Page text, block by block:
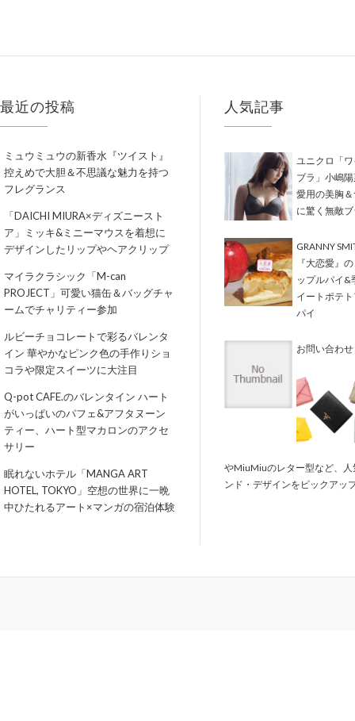
最近の投稿
ミュウミュウの新香水『ツイスト』
控えめで大胆＆不思議な魅力を持つ
フレグランス
「DAICHI MIURA×ディズニースト
ア」ミッキ&ミニーマウスを着想に
デザインしたリップやヘアクリップ
マイラクラシック「M-can
PROJECT」可愛い猫缶＆バッグチャ
ームでチャリティー参加
ルビーチョコレートで彩るバレンタ
イン 華やかなピンク色の手作りショ
コラや限定スイーツに大注目
Q-pot CAFE.のバレンタイン ハート
がいっぱいのパフェ&アフタヌーン
ティー、ハート型マカロンのアクセ
サリー
眠れないホテル「MANGA ART
HOTEL, TOKYO」空想の世界に一晩
中ひたれるアート×マンガの宿泊体験
人気記事
ユニクロ「
ブラ」小嶋
愛用の美胸
に驚く無敵ブ
GRANNY
『大恋愛』
ップルパイ&
イートポテ
パイ
お問い合わせ
やMiuMiuのレター型など、人
ンド・デザインをピックアッ